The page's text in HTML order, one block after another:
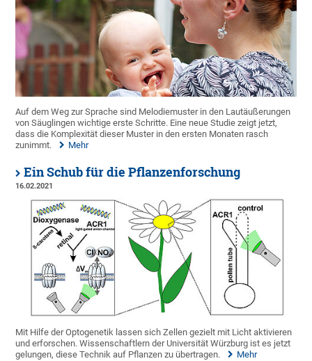
Auf dem Weg zur Sprache sind Melodiemuster in den Lautäußerungen
von Säuglingen wichtige erste Schritte. Eine neue Studie zeigt jetzt,
dass die Komplexität dieser Muster in den ersten Monaten rasch
zunimmt.
Mehr
Ein Schub für die Pflanzenforschung
16.02.2021
Mit Hilfe der Optogenetik lassen sich Zellen gezielt mit Licht aktivieren
und erforschen. Wissenschaftlern der Universität Würzburg ist es jetzt
gelungen, diese Technik auf Pflanzen zu übertragen.
Mehr